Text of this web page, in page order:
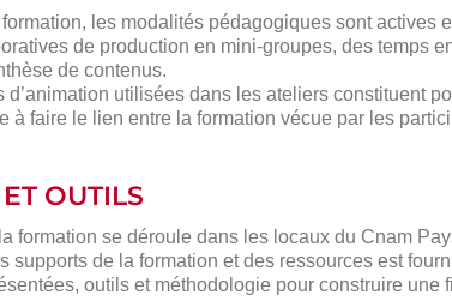
les modalités pédagogiques sont actives
de production en mini-groupes, des temps
de contenus.
d’animation utilisées dans les ateliers constituent
à faire le lien entre la formation vécue par les
OUTILS
formation se déroule dans les locaux du Cnam
supports de la formation et des ressources est
outils et méthodologie pour construire